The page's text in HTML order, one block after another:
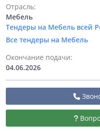
Отрасль:
Мебель
Тендеры на Мебель всей
Все тендеры на Мебель
Окончание подачи:
04.06.2026